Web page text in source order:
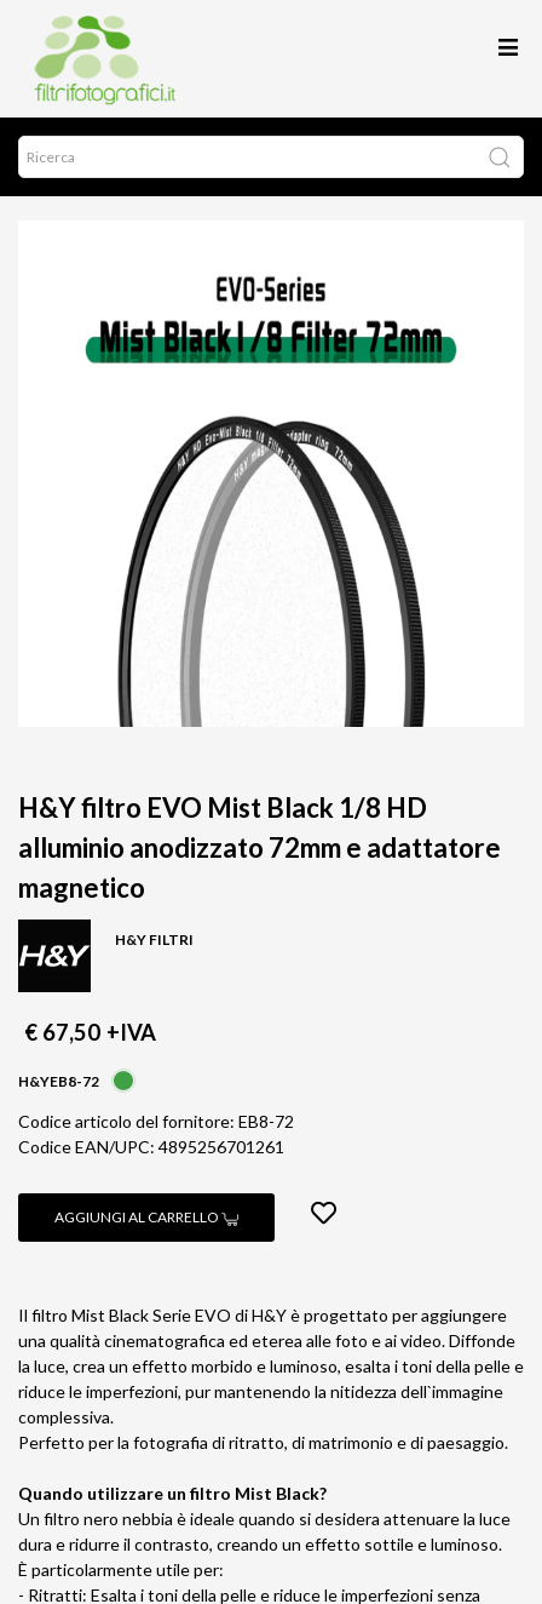
H&Y filtro EVO Mist Black 1/8 HD
alluminio anodizzato 72mm e adattatore
magnetico
H&Y FILTRI
€ 67,50 +IVA
H&YEB8-72
Codice articolo del fornitore: EB8-72
Codice EAN/UPC: 4895256701261
AGGIUNGI AL CARRELLO
Il filtro Mist Black Serie EVO di H&Y è progettato per aggiungere
una qualità cinematografica ed eterea alle foto e ai video. Diffonde
la luce, crea un effetto morbido e luminoso, esalta i toni della pelle e
riduce le imperfezioni, pur mantenendo la nitidezza dell`immagine
complessiva.
Perfetto per la fotografia di ritratto, di matrimonio e di paesaggio.
Quando utilizzare un filtro Mist Black?
Un filtro nero nebbia è ideale quando si desidera attenuare la luce
dura e ridurre il contrasto, creando un effetto sottile e luminoso.
È particolarmente utile per:
- Ritratti: Esalta i toni della pelle e riduce le imperfezioni senza